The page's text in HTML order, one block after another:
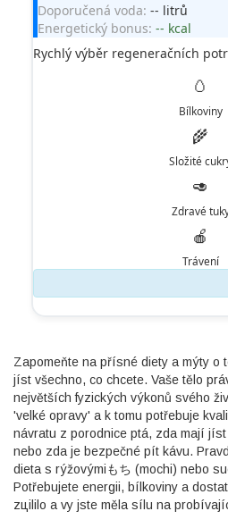
Doporučená voda: -- litrů
Energetický bonus: -- kcal
Rychlý výběr regeneračních
🥚
Bílkoviny
🌾
Složité
🥑
Zdravé
🍎
Trávení
Zapomeňte na přísné diety a mýty o
jíst všechno, co chcete. Vaše tělo
největších fyzických výkonů svého
'velké opravy' a k tomu potřebuje
návratu z porodnice ptá, zda mají
nebo zda je bezpečné pít kávu.
dieta s rýžovýmiもち (mochi) nebo
Potřebujete energii, bílkoviny a
zціlilo a vy jste měla sílu na